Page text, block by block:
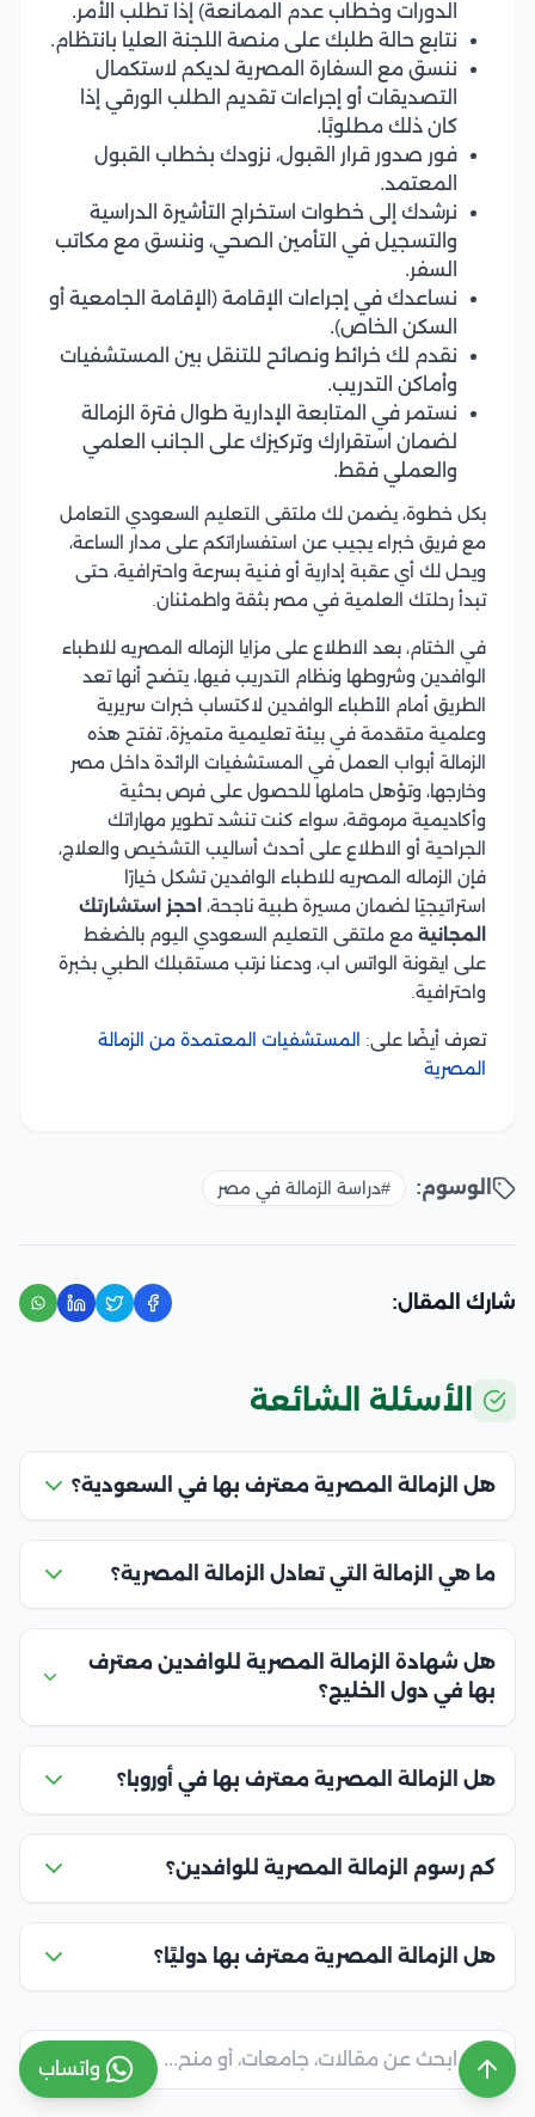
الدورات وخطاب عدم الممانعة) إذا تطلب الأمر.
نتابع حالة طلبك على منصة اللجنة العليا بانتظام.
ننسق مع السفارة المصرية لديكم لاستكمال
التصديقات أو إجراءات تقديم الطلب الورقي إذا
كان ذلك مطلوبًا.
فور صدور قرار القبول، نزودك بخطاب القبول
المعتمد.
نرشدك إلى خطوات استخراج التأشيرة الدراسية
والتسجيل في التأمين الصحي، وننسق مع مكاتب
السفر.
نساعدك في إجراءات الإقامة (الإقامة الجامعية أو
السكن الخاص).
نقدم لك خرائط ونصائح للتنقل بين المستشفيات
وأماكن التدريب.
نستمر في المتابعة الإدارية طوال فترة الزمالة
لضمان استقرارك وتركيزك على الجانب العلمي
والعملي فقط.
بكل خطوة، يضمن لك ملتقى التعليم السعودي التعامل
مع فريق خبراء يجيب عن استفساراتكم على مدار الساعة،
ويحل لك أي عقبة إدارية أو فنية بسرعة واحترافية، حتى
تبدأ رحلتك العلمية في مصر بثقة واطمئنان.
في الختام، بعد الاطلاع على مزايا الزماله المصريه للاطباء
الوافدين وشروطها ونظام التدريب فيها، يتضح أنها تعد
الطريق أمام الأطباء الوافدين لاكتساب خبرات سريرية
وعلمية متقدمة في بيئة تعليمية متميزة، تفتح هذه
الزمالة أبواب العمل في المستشفيات الرائدة داخل مصر
وخارجها، وتؤهل حاملها للحصول على فرص بحثية
وأكاديمية مرموقة، سواء كنت تنشد تطوير مهاراتك
الجراحية أو الاطلاع على أحدث أساليب التشخيص والعلاج،
فإن الزماله المصريه للاطباء الوافدين تشكل خيارًا
استراتيجيًا لضمان مسيرة طبية ناجحة، احجز استشارتك
المجانية مع ملتقى التعليم السعودي اليوم بالضغط
على ايقونة الواتس اب، ودعنا نرتب مستقبلك الطبي بخبرة
واحترافية.
تعرف أيضًا على:
المستشفيات المعتمدة من الزمالة
المصرية
الوسوم: #دراسة الزمالة في مصر
شارك المقال:
الأسئلة الشائعة
هل الزمالة المصرية معترف بها في السعودية؟
ما هي الزمالة التي تعادل الزمالة المصرية؟
هل شهادة الزمالة المصرية للوافدين معترف
بها في دول الخليج؟
هل الزمالة المصرية معترف بها في أوروبا؟
كم رسوم الزمالة المصرية للوافدين؟
هل الزمالة المصرية معترف بها دوليًا؟
واتساب